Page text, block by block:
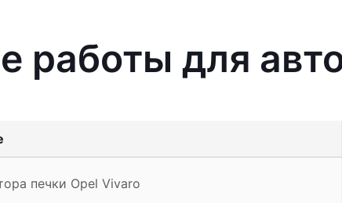
работы для
печки Opel Vivaro